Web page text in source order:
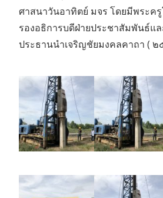
ศาสนาวันอาทิตย์ มจร โดยมีพระค
รองอธิการบดีฝ่ายประชาสัมพันธ์แล
ประธานนำเจริญชัยมงคลคาถา ( ๒